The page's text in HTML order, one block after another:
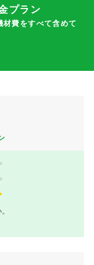
プラン
費をすべて含めて